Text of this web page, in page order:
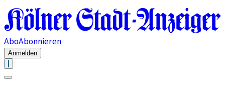
AboAbonnieren
Anmelden